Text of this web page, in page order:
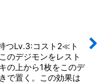
つLv.3:コスト2≪ト
のデジモンをレスト
の上から1枚をこのデ
で置く。この効果は